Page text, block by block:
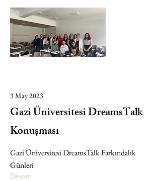
3 May 2023
Gazi Üniversitesi DreamsTalk
Konuşması
Gazi Üniversitesi DreamsTalk Farkındalık
Günleri
Devam